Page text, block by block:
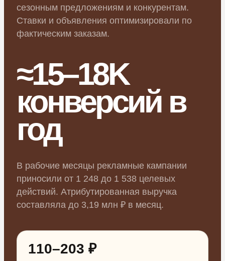
сезонным предложениям и конкурентам.
Ставки и объявления оптимизировали по
фактическим заказам.
≈15–18K
конверсий в
год
В рабочие месяцы рекламные кампании
приносили от 1 248 до 1 538 целевых
действий. Атрибутированная выручка
составляла до 3,19 млн ₽ в месяц.
110–203 ₽